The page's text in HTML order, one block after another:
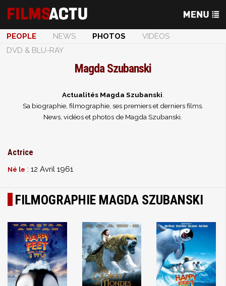
PEOPLE NEWS PHOTOS
VIDÉOS
DVD & BLU-RAY
Magda Szubanski
Actualités Magda Szubanski
Sa biographie, filmographie, ses premiers et derniers films.
News, vidéos et photos de Magda Szubanski.
Actrice
Né le : 12 Avril 1961
FILMOGRAPHIE MAGDA SZUBANSKI